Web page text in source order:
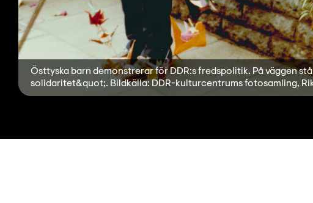
Östtyska barn demonstrerar för DDR:s fredspolitik. På väggen
solidaritet&quot;. Bildkälla: DDR-kulturcentrums fotosamling,